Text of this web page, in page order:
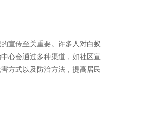
宣传至关重要。许多人对白蚁
心会通过多种渠道，如社区宣
方式以及防治方法，提高居民